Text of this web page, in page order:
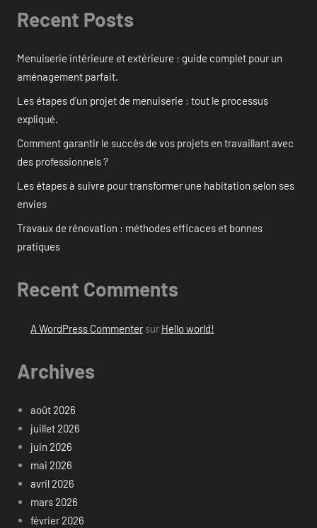
Recent Posts
Menuiserie intérieure et extérieure : guide complet pour un
aménagement parfait.
Les étapes d’un projet de menuiserie : tout le processus
expliqué.
Comment garantir le succès de vos projets en travaillant avec
des professionnels ?
Les étapes à suivre pour transformer une habitation selon ses
envies
Travaux de rénovation : méthodes efficaces et bonnes
pratiques
Recent Comments
A WordPress Commentersur Hello world!
Archives
août 2026
juillet 2026
juin 2026
mai 2026
avril 2026
mars 2026
février 2026